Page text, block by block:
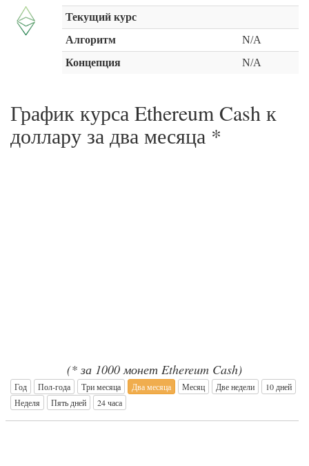
Текущий курс
Алгоритм
N/A
Концепция
N/A
График курса Ethereum Cash к
доллару за два месяца *
(* за 1000 монет Ethereum Cash)
Год Пол-года Три месяца Два месяца Месяц Две недели
10 дней
Неделя
Пять дней 24 часа